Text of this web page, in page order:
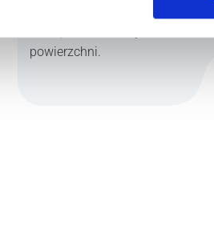
powierzchni.